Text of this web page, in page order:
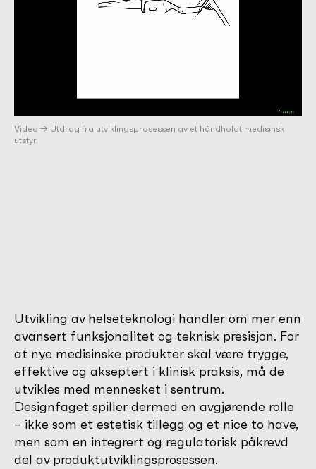
Video → Utdrag fra utviklingsprosessen av et håndholdt medisinsk
utstyr.
Utvikling av helseteknologi handler om mer enn
avansert funksjonalitet og teknisk presisjon. For
at nye medisinske produkter skal være trygge,
effektive og akseptert i klinisk praksis, må de
utvikles med mennesket i sentrum.
Designfaget spiller dermed en avgjørende rolle
– ikke som et estetisk tillegg og et nice to have,
men som en integrert og regulatorisk påkrevd
del av produktutviklingsprosessen.